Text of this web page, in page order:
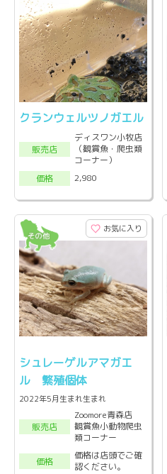
クランウェルツノガエル
販売店
ディスワン小牧店
（観賞魚・爬虫類
コーナー）
価格
2,980
お気に入り
シュレーゲルアマガエ
ル 繁殖個体
2022年5月生まれ生まれ
販売店
Zoomore青森店
観賞魚小動物爬虫
類コーナー
価格
価格は店頭でご確
認ください。